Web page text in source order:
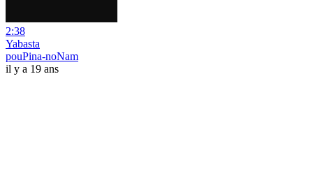
2:38
Yabasta
pouPina-noNam
il y a 19 ans